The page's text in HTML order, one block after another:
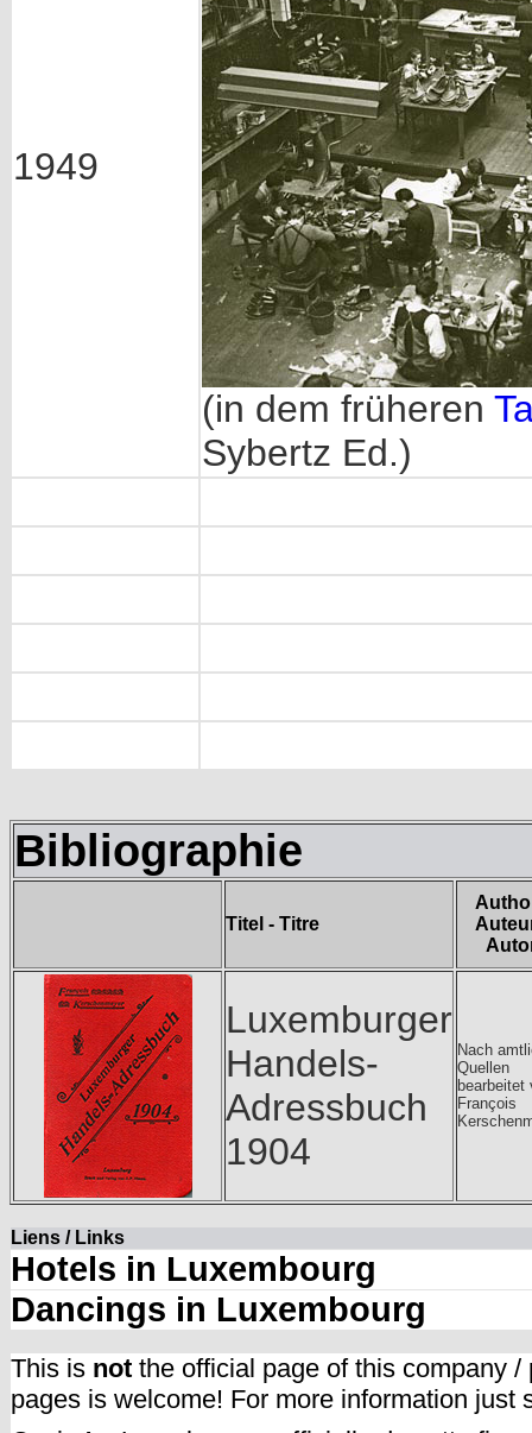
1949
(in dem früheren
Sybertz Ed.)
Bibliographie
Titel - Titre
Luxemburger
Handels-
Adressbuch
1904
Nach
Quellen
bearbeitet
François
Liens / Links
Hotels in Luxembourg
Dancings in Luxembourg
This is not the official page of this company
pages is welcome! For more information just